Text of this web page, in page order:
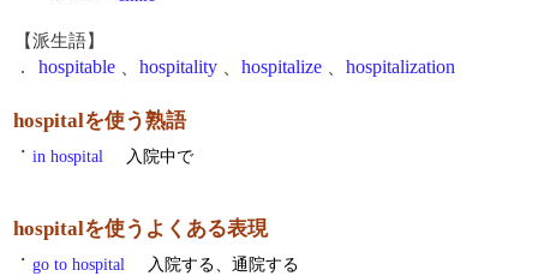
【派生語】
. hospitable hospitality hospitalize hospitalization
hospitalを使う熟語
・ in hospital 入院中で
hospitalを使うよくある表現
・ go to hospital
入院する、通院する